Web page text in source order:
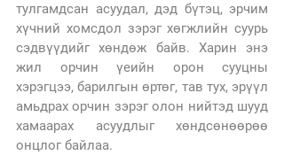
тулгамдсан асуудал, дэд бүтэц, эрчим
хүчний хомсдол зэрэг хөгжлийн суурь
сэдвүүдийг хөндөж байв. Харин энэ
жил орчин үеийн орон сууцны
хэрэгцээ, барилгын өртөг, тав тух, эрүүл
амьдрах орчин зэрэг олон нийтэд шууд
хамаарах асуудлыг хөндсөнөөрөө
онцлог байлаа.